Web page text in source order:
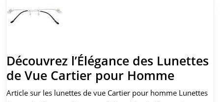
Regard
Découvrez l’Élégance des Lunettes
de Vue Cartier pour Homme
Article sur les lunettes de vue Cartier pour homme Lunettes